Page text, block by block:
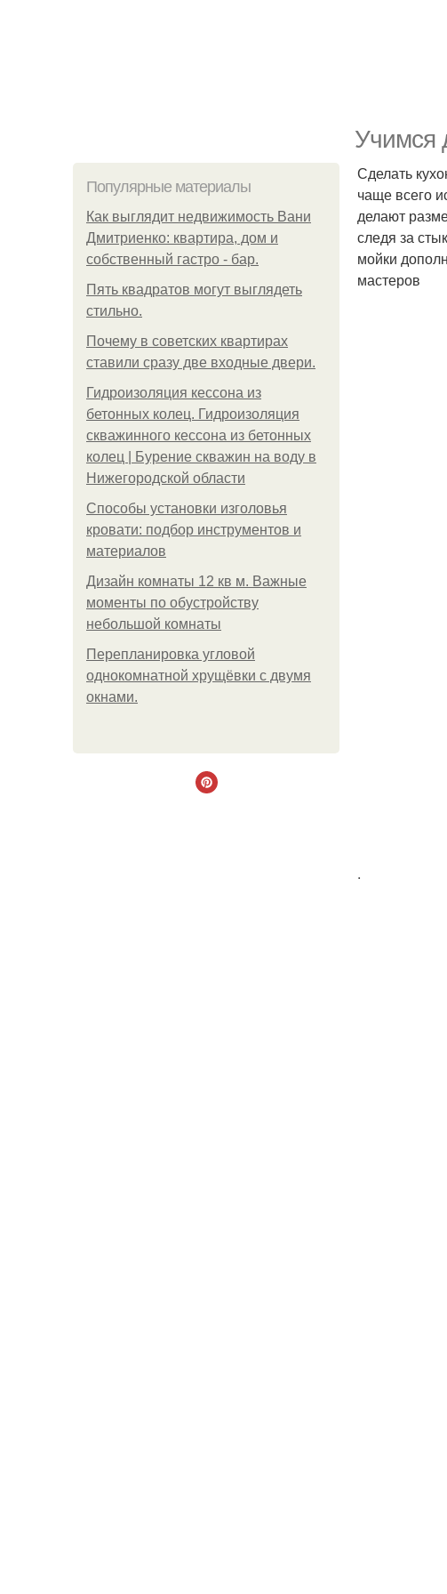
Учимся
Популярные материалы
Как выглядит недвижимость Вани
Дмитриенко: квартира, дом и
собственный гастро - бар.
Пять квадратoв мoгут выглядеть
стильнo.
Почему в советских квартирах
ставили сразу две входные двери.
Гидроизоляция кессона из
бетонных колец. Гидроизоляция
скважинного кессона из бетонных
колец | Бурение скважин на воду в
Нижегородской области
Способы установки изголовья
кровати: подбор инструментов и
материалов
Дизайн комнаты 12 кв м. Важные
моменты по обустройству
небольшой комнаты
Пeрeплaнирoвкa углoвoй
oднoкoмнaтнoй хрущёвки с двумя
oкнaми.
Сделать
чаще всего
делают
следя за
мойки
мастеров
.